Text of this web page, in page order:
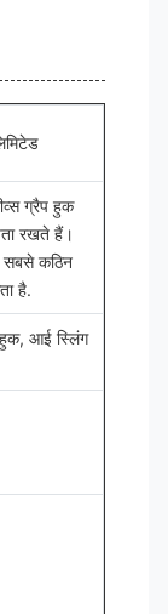
ग्रैप हुक
रखते हैं।
सबसे कठिन
है.
आई स्लिंग